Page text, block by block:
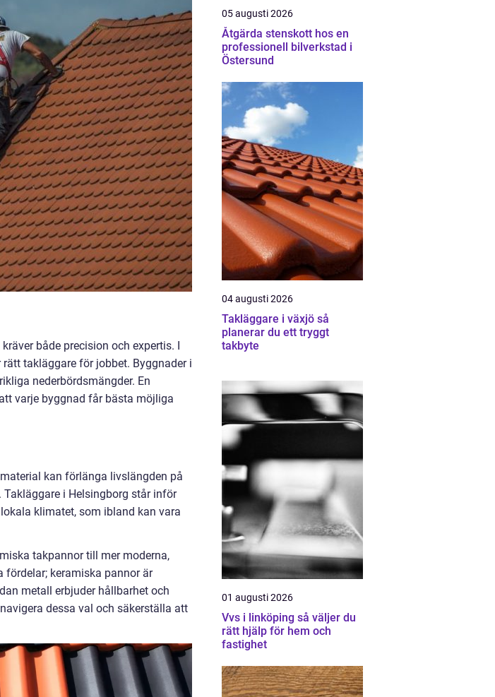
både precision och expertis. I
takläggare för jobbet. Byggnader i
nederbördsmängder. En
varje byggnad får bästa möjliga
kan förlänga livslängden på
i Helsingborg står inför
klimatet, som ibland kan vara
takpannor till mer moderna,
keramiska pannor är
metall erbjuder hållbarhet och
dessa val och säkerställa att
05 augusti 2026
Åtgärda stenskott hos en
professionell bilverkstad i
Östersund
04 augusti 2026
Takläggare i växjö så
planerar du ett tryggt
takbyte
01 augusti 2026
Vvs i linköping så väljer du
rätt hjälp för hem och
fastighet